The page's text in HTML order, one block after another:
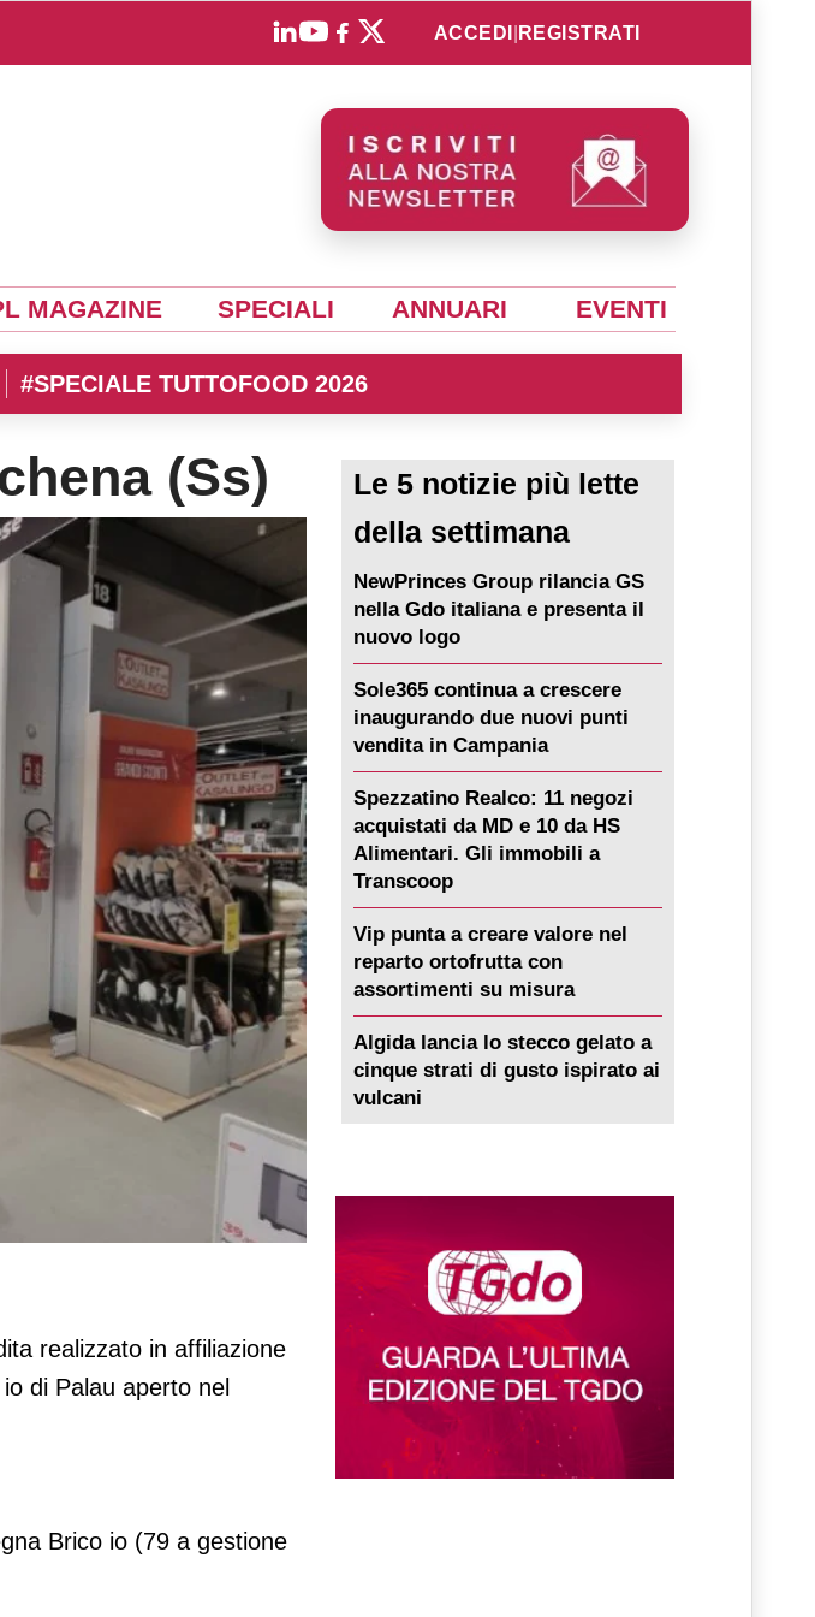
ACCEDI REGISTRATI
MAGAZINE SPECIALI ANNUARI EVENTI
#SPECIALE TUTTOFOOD 2026
(Ss)
realizzato in affiliazione
di Palau aperto nel
Brico io (79 a gestione
Le 5 notizie più lette
della settimana
NewPrinces Group rilancia GS
nella Gdo italiana e presenta il
nuovo logo
Sole365 continua a crescere
inaugurando due nuovi punti
vendita in Campania
Spezzatino Realco: 11 negozi
acquistati da MD e 10 da HS
Alimentari. Gli immobili a
Transcoop
Vip punta a creare valore nel
reparto ortofrutta con
assortimenti su misura
Algida lancia lo stecco gelato a
cinque strati di gusto ispirato ai
vulcani